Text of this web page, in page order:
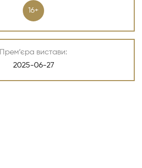
16+
Прем’єра вистави:
2025-06-27